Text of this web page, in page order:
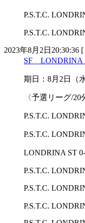
P.S.T.C.
P.S.T.C.
2023年8月2日20:30:36 [
SF LONDRINA
期日：8月2日
〈予選リーグ/20
P.S.T.C.
P.S.T.C.
LONDRINA ST
P.S.T.C.
P.S.T.C.
P.S.T.C.